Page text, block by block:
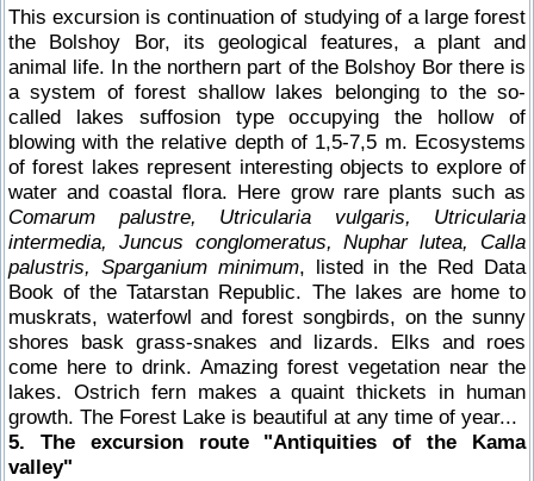
This excursion is continuation of studying of a large forest
the Bolshoy Bor, its geological features, a plant and
animal life. In the northern part of the Bolshoy Bor there is
a system of forest shallow lakes belonging to the so-
called lakes suffosion type occupying the hollow of
blowing with the relative depth of 1,5-7,5 m. Ecosystems
of forest lakes represent interesting objects to explore of
water and coastal flora. Here grow rare plants such as
Comarum palustre, Utricularia vulgaris, Utricularia
intermedia, Juncus conglomeratus, Nuphar lutea, Calla
palustris, Sparganium minimum, listed in the Red Data
Book of the Tatarstan Republic. The lakes are home to
muskrats, waterfowl and forest songbirds, on the sunny
shores bask grass-snakes and lizards. Elks and roes
come here to drink. Amazing forest vegetation near the
lakes. Ostrich fern makes a quaint thickets in human
growth. The Forest Lake is beautiful at any time of year...
5. The excursion route "Antiquities of the Kama
valley"